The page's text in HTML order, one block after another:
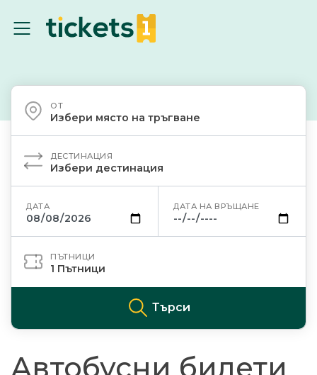
ОТ
Избери място на тръгване
ДЕСТИНАЦИЯ
Избери дестинация
ДАТА ДАТА НА ВРЪЩАНЕ
ПЪТНИЦИ
1 Пътници
Търси
Автобусни билети